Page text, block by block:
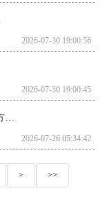
2026-07-30 19:00:56
2026-07-30 19:00:45
2026-07-26 05:34:42
> >>